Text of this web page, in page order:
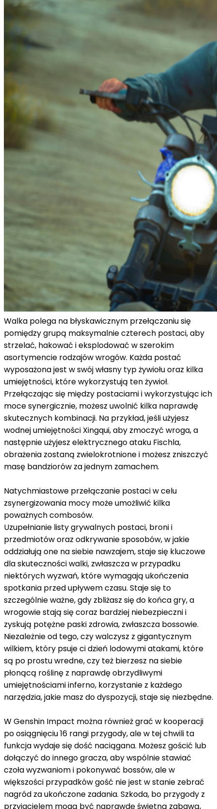
Walka polega na błyskawicznym przełączaniu się
pomiędzy grupą maksymalnie czterech postaci, aby
strzelać, hakować i eksplodować w szerokim
asortymencie rodzajów wrogów. Każda postać
wyposażona jest w swój własny typ żywiołu oraz kilka
umiejętności, które wykorzystują ten żywioł.
Przełączając się między postaciami i wykorzystując ich
moce synergicznie, możesz uwolnić kilka naprawdę
skutecznych kombinacji. Na przykład, jeśli użyjesz
wodnej umiejętności Xingqui, aby zmoczyć wroga, a
następnie użyjesz elektrycznego ataku Fischla,
obrażenia zostaną zwielokrotnione i możesz zniszczyć
masę bandziorów za jednym zamachem.
Natychmiastowe przełączanie postaci w celu
zsynergizowania mocy może umożliwić kilka
poważnych combosów.
Uzupełnianie listy grywalnych postaci, broni i
przedmiotów oraz odkrywanie sposobów, w jakie
oddziałują one na siebie nawzajem, staje się kluczowe
dla skuteczności walki, zwłaszcza w przypadku
niektórych wyzwań, które wymagają ukończenia
spotkania przed upływem czasu. Staje się to
szczególnie ważne, gdy zbliżasz się do końca gry, a
wrogowie stają się coraz bardziej niebezpieczni i
zyskują potężne paski zdrowia, zwłaszcza bossowie.
Niezależnie od tego, czy walczysz z gigantycznym
wilkiem, który psuje ci dzień lodowymi atakami, które
są po prostu wredne, czy też bierzesz na siebie
płonącą roślinę z naprawdę obrzydliwymi
umiejętnościami inferno, korzystanie z każdego
narzędzia, jakie masz do dyspozycji, staje się niezbędne.
W Genshin Impact można również grać w kooperacji
po osiągnięciu 16 rangi przygody, ale w tej chwili ta
funkcja wydaje się dość naciągana. Możesz gościć lub
dołączyć do innego gracza, aby wspólnie stawiać
czoła wyzwaniom i pokonywać bossów, ale w
większości przypadków gość nie jest w stanie zebrać
nagród za ukończone zadania. Szkoda, bo przygody z
przyjacielem mogą być naprawdę świetną zabawą,